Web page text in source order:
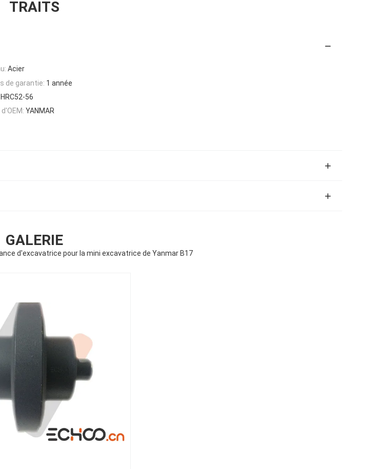
TRAITS
Acier
de garantie: 1 année
HRC52-56
YANMAR
GALERIE
d'excavatrice pour la mini excavatrice de Yanmar B17